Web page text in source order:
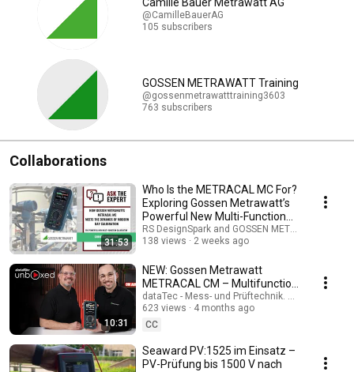
@CamilleBauerAG
105 subscribers
GOSSEN METRAWATT Training
@gossenmetrawatttraining3603
763 subscribers
Collaborations
31:53
Who Is the METRACAL MC For?
Exploring Gossen Metrawatt’s
Powerful New Multi-Function
Calibrator
RS DesignSpark and GOSSEN METRAWATT
138 views
2 weeks ago
10:31
NEW: Gossen Metrawatt
METRACAL CM – Multifunction
Process Calibrators | dataTec
unboxed
dataTec - Mess- und Prüftechnik. Die Experten.
623 views
4 months ago
CC
Seaward PV:1525 im Einsatz –
PV-Prüfung bis 1500 V nach